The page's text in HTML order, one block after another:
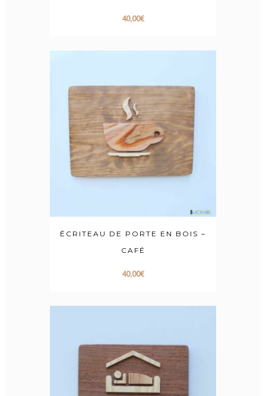
40,00€
ÉCRITEAU DE PORTE EN BOIS –
CAFÉ
40,00€